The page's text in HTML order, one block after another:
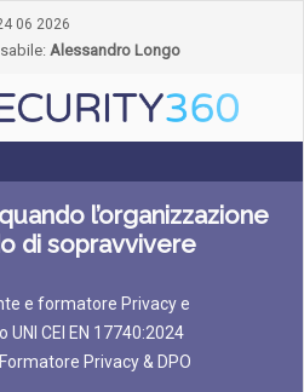
06 2026
Alessandro Longo
l’organizzazione
di sopravvivere
e formatore Privacy e
CEI EN 17740:2024
Privacy & DPO